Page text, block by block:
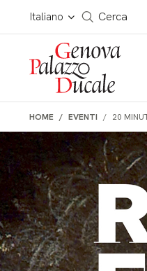
Salta al contenuto
Italiano
Cerca in tutto il sito
Cerca
HOME EVENTI 20